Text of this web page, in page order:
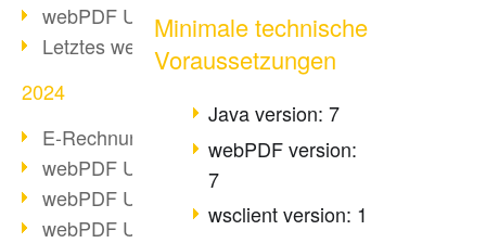
webPDF Update 9.0.0.3655
Letztes webPDF 8 Update
2024
E-Rechnungsstellung ab 2025
webPDF Update 9.0.0.3584
webPDF Update 9.0.0.3479
webPDF Update 9.0.0.3361
Minimale technische
Voraussetzungen
Java version: 7
webPDF version:
7
wsclient version: 1